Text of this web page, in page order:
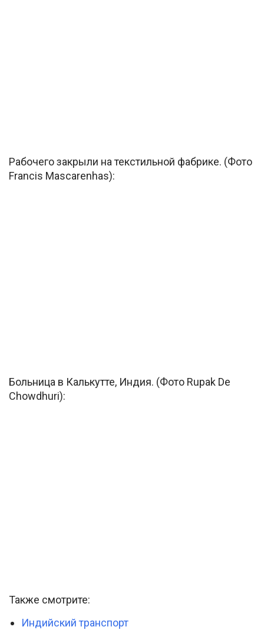
Рабочего закрыли на текстильной фабрике. (Фото
Francis Mascarenhas):
Больница в Калькутте, Индия. (Фото Rupak De
Chowdhuri):
Также смотрите:
Индийский транспорт